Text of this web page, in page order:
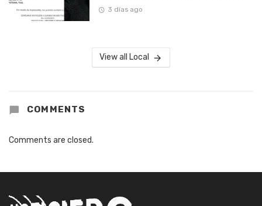
3 días ago
View all Local
COMMENTS
Comments are closed.